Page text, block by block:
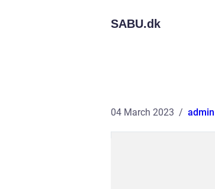
SABU.dk
04 March 2023 admin